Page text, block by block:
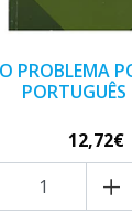
O PROBLEMA
12,72€
+